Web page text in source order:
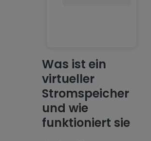
Was ist ein
virtueller
Stromspeicher
und wie
funktioniert sie